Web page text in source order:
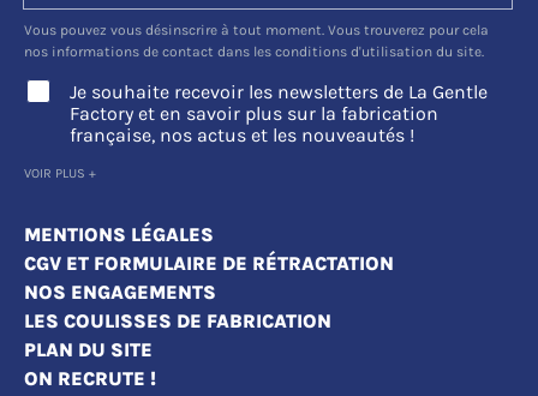
Vous pouvez vous désinscrire à tout moment. Vous trouverez pour cela
nos informations de contact dans les conditions d'utilisation du site.
Je souhaite recevoir les newsletters de La Gentle
Factory et en savoir plus sur la fabrication
française, nos actus et les nouveautés !
VOIR PLUS +
MENTIONS LÉGALES
CGV ET FORMULAIRE DE RÉTRACTATION
NOS ENGAGEMENTS
LES COULISSES DE FABRICATION
PLAN DU SITE
ON RECRUTE !